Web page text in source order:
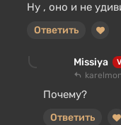
Ну , оно и не
Ответить
Missiya
Почему?
Ответить